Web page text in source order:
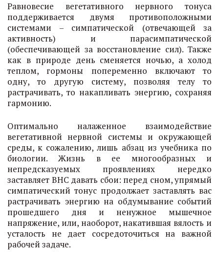
Равновесие вегетативного нервного тонуса
поддерживается двумя противоположными
системами – симпатической (отвечающей за
активность) и парасимпатической
(обеспечивающей за восстановление сил). Также
как в природе день сменяется ночью, а холод
теплом, гормоны попеременно включают то
одну, то другую систему, позволяя телу то
растрачивать, то накапливать энергию, сохраняя
гармонию.
Оптимально налаженное взаимодействие
вегетативной нервной системы и окружающей
среды, к сожалению, лишь абзац из учебника по
биологии. Жизнь в ее многообразных и
непредсказуемых проявлениях нередко
заставляет ВНС давать сбои: перед сном, упрямый
симпатический тонус продолжает заставлять вас
растрачивать энергию на обдумывание событий
прошедшего дня и ненужное мышечное
напряжение, или, наоборот, накатившая вялость и
усталость не дает сосредоточиться на важной
рабочей задаче.